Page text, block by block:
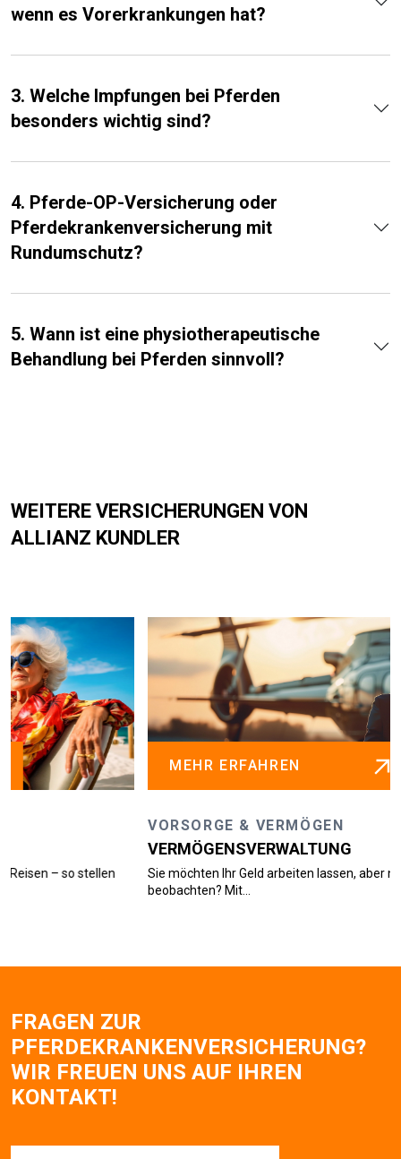
wenn es Vorerkrankungen hat?
3. Welche Impfungen bei Pferden
besonders wichtig sind?
4. Pferde-OP-Versicherung oder
Pferdekrankenversicherung mit
Rundumschutz?
5. Wann ist eine physio­thera­peu­tische
Be­hand­lung bei Pferden sinn­voll?
WEITERE VERSICHERUNGEN VON
ALLIANZ KUNDLER
MEHR ERFAHREN
VORSORGE & VERMÖGEN
VERMÖGENSVERWALTUNG
Sie möchten Ihr Geld arbeiten lassen, aber nicht täglich die
FRAGEN ZUR
PFERDEKRANKENVERSICHERUNG?
WIR FREUEN UNS AUF IHREN
KONTAKT!